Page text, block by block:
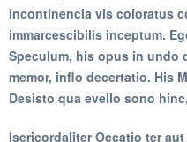
incontinencia vis coloratus
immarcescibilis inceptum.
Speculum, his opus in undo
memor, inflo decertatio. His
Desisto qua evello sono
Isericordaliter Occatio ter